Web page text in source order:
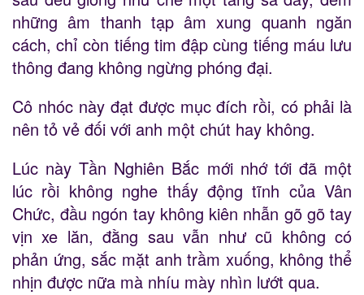
những âm thanh tạp âm xung quanh ngăn
cách, chỉ còn tiếng tim đập cùng tiếng máu lưu
thông đang không ngừng phóng đại.
Cô nhóc này đạt được mục đích rồi, có phải là
nên tỏ vẻ đối với anh một chút hay không.
Lúc này Tần Nghiên Bắc mới nhớ tới đã một
lúc rồi không nghe thấy động tĩnh của Vân
Chức, đầu ngón tay không kiên nhẫn gõ gõ tay
vịn xe lăn, đằng sau vẫn như cũ không có
phản ứng, sắc mặt anh trầm xuống, không thể
nhịn được nữa mà nhíu mày nhìn lướt qua.